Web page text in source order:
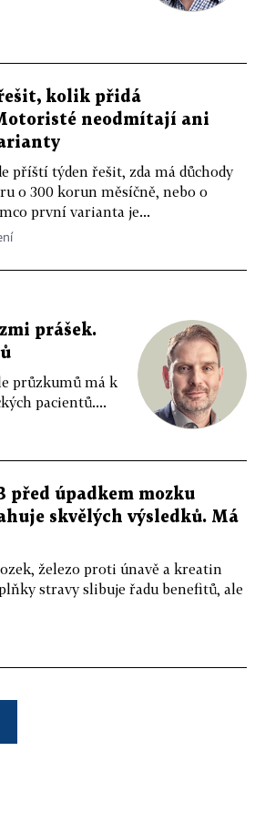
kolik přidá
neodmítají ani
příští týden řešit, zda má důchody
o 300 korun měsíčně, nebo o
první varianta je...
prášek.
průzkumů má k
pacientů....
před úpadkem mozku
skvělých výsledků. Má
železo proti únavě a kreatin
stravy slibuje řadu benefitů, ale